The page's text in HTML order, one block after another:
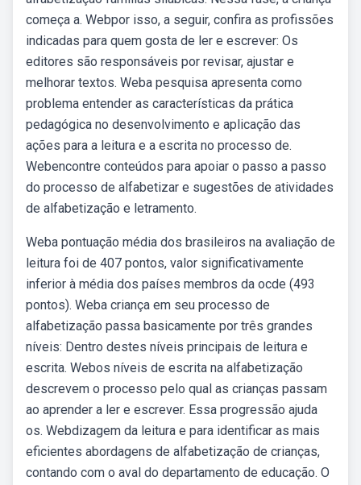
começa a. Webpor isso, a seguir, confira as profissões
indicadas para quem gosta de ler e escrever: Os
editores são responsáveis por revisar, ajustar e
melhorar textos. Weba pesquisa apresenta como
problema entender as características da prática
pedagógica no desenvolvimento e aplicação das
ações para a leitura e a escrita no processo de.
Webencontre conteúdos para apoiar o passo a passo
do processo de alfabetizar e sugestões de atividades
de alfabetização e letramento.
Weba pontuação média dos brasileiros na avaliação de
leitura foi de 407 pontos, valor significativamente
inferior à média dos países membros da ocde (493
pontos). Weba criança em seu processo de
alfabetização passa basicamente por três grandes
níveis: Dentro destes níveis principais de leitura e
escrita. Webos níveis de escrita na alfabetização
descrevem o processo pelo qual as crianças passam
ao aprender a ler e escrever. Essa progressão ajuda
os. Webdizagem da leitura e para identificar as mais
eficientes abordagens de alfabetização de crianças,
contando com o aval do departamento de educação. O